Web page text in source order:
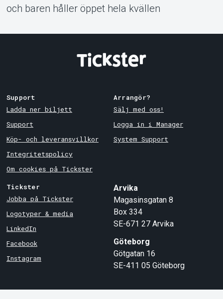
och baren håller öppet hela kvällen
Support
Ladda ner biljett
Support
Köp- och leveransvillkor
Integritetspolicy
Om cookies på Tickster
Arrangör?
Sälj med oss!
Logga in i Manager
System Support
Tickster
Jobba på Tickster
Logotyper & media
LinkedIn
Facebook
Instagram
Arvika
Magasinsgatan 8
Box 334
SE-671 27 Arvika
Göteborg
Götgatan 16
SE-411 05 Göteborg